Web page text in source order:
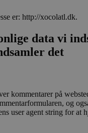
er: http://xocolatl.dk.
data vi
det
kommentarer på
og
user agent string for at